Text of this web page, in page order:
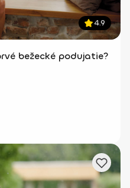
4.9
bežecké podujatie?